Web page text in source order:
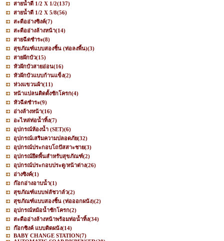
สายน้ำดี 1/2 X 1/2(137)
สายน้ำดี 1/2 X 5/8(56)
สะดืออ่างซิงค์(7)
สะดืออ่างล้างหน้า(14)
สายฉีดชำระ(8)
สุขภัณฑ์แบบสองชิ้น (ท่อลงพื้น)(3)
สายฝักบัว(15)
หัวฝักบัวสายอ่อน(16)
หัวฝักบัวแบบก้านแข็ง(2)
ห่วงแขวนผ้า(11)
หน้าแปลนติดตั้งชักโครก(4)
หัวฉีดชำระ(9)
อ่างล้างหน้า(16)
อะไหล่ท่อน้ำทิ้ง(7)
อุปกรณ์ห้องน้ำ (SET)(6)
อุปกรณ์เสริมความปลอดภัย(32)
อุปกรณ์ประกอบโถปัสสาะชาย(3)
อุปกรณ์ยึดพื้นสำหรับสุขภัณฑ์(2)
อุปกรณ์ประกอบประตู/หน้าต่าง(26)
อ่างซิงค์(1)
ก๊อกอ่างอาบน้ำ(1)
สุขภัณฑ์แบบฟลัชวาล์ว(2)
สุขภัณฑ์แบบสองชิ้น (ท่อออกผนัง)(2)
อุปกรณ์หม้อน้ำชักโครก(2)
สะดืออ่างล้างหน้าพร้อมท่อน้ำทิ้ง(34)
ก๊อกซิงค์ แบบติดผนัง(14)
BABY CHANGE STATION(7)